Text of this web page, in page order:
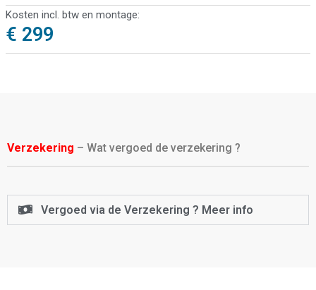
Kosten incl. btw en montage:
€ 299
Verzekering – Wat vergoed de verzekering ?
Vergoed via de Verzekering ? Meer info